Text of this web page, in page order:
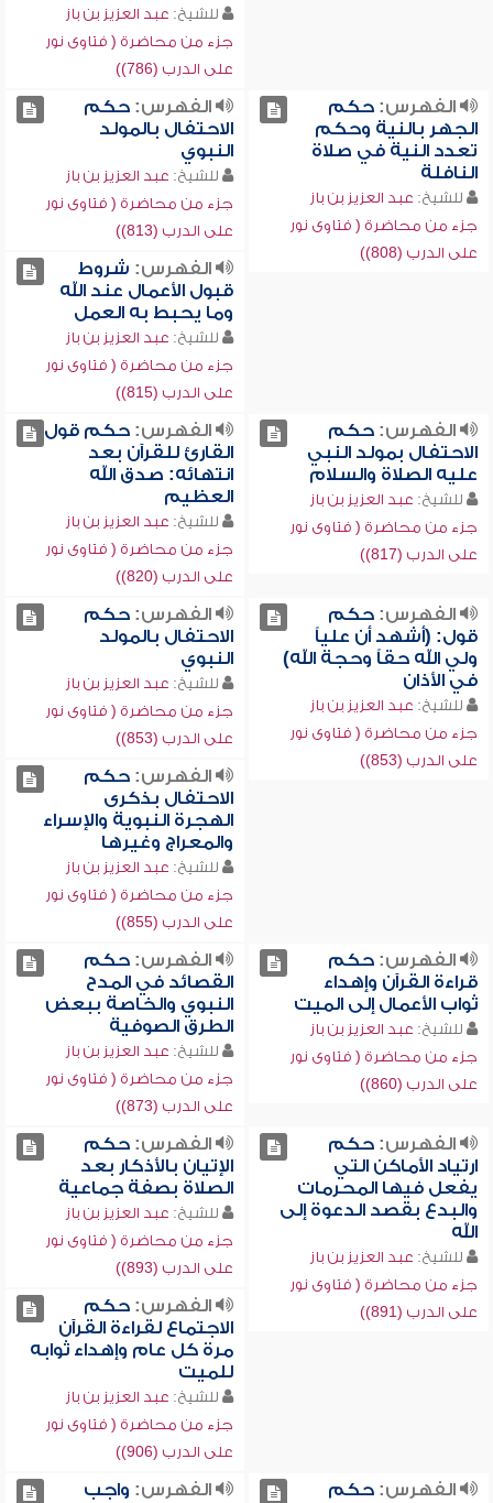
للشيخ: عبد العزيز بن باز
جزء من محاضرة ( فتاوى نور
على الدرب (786))
الفهرس:حكم
الجهر بالنية وحكم
تعدد النية في صلاة
النافلة
للشيخ: عبد العزيز بن باز
جزء من محاضرة ( فتاوى نور
على الدرب (808))
الفهرس:حكم
الاحتفال بالمولد
النبوي
للشيخ: عبد العزيز بن باز
جزء من محاضرة ( فتاوى نور
على الدرب (813))
الفهرس: شروط
قبول الأعمال عند الله
وما يحبط به العمل
للشيخ: عبد العزيز بن باز
جزء من محاضرة ( فتاوى نور
على الدرب (815))
الفهرس:حكم
الاحتفال بمولد النبي
عليه الصلاة والسلام
للشيخ: عبد العزيز بن باز
جزء من محاضرة ( فتاوى نور
على الدرب (817))
الفهرس:حكم قول
القارئ للقرآن بعد
انتهائه: صدق الله
العظيم
للشيخ: عبد العزيز بن باز
جزء من محاضرة ( فتاوى نور
على الدرب (820))
الفهرس:حكم
قول: (أشهد أن علياً
ولي الله حقاً وحجة الله)
في الأذان
للشيخ: عبد العزيز بن باز
جزء من محاضرة ( فتاوى نور
على الدرب (853))
الفهرس:حكم
الاحتفال بالمولد
النبوي
للشيخ: عبد العزيز بن باز
جزء من محاضرة ( فتاوى نور
على الدرب (853))
الفهرس:حكم
الاحتفال بذكرى
الهجرة النبوية والإسراء
والمعراج وغيرها
للشيخ: عبد العزيز بن باز
جزء من محاضرة ( فتاوى نور
على الدرب (855))
الفهرس:حكم
قراءة القرآن وإهداء
ثواب الأعمال إلى الميت
للشيخ: عبد العزيز بن باز
جزء من محاضرة ( فتاوى نور
على الدرب (860))
الفهرس:حكم
القصائد في المدح
النبوي والخاصة ببعض
الطرق الصوفية
للشيخ: عبد العزيز بن باز
جزء من محاضرة ( فتاوى نور
على الدرب (873))
الفهرس:حكم
ارتياد الأماكن التي
يفعل فيها المحرمات
والبدع بقصد الدعوة إلى
الله
للشيخ: عبد العزيز بن باز
جزء من محاضرة ( فتاوى نور
على الدرب (891))
الفهرس:حكم
الإتيان بالأذكار بعد
الصلاة بصفة جماعية
للشيخ: عبد العزيز بن باز
جزء من محاضرة ( فتاوى نور
على الدرب (893))
الفهرس:حكم
الاجتماع لقراءة القرآن
مرة كل عام وإهداء ثوابه
للميت
للشيخ: عبد العزيز بن باز
جزء من محاضرة ( فتاوى نور
على الدرب (906))
الفهرس:حكم
الفهرس: واجب